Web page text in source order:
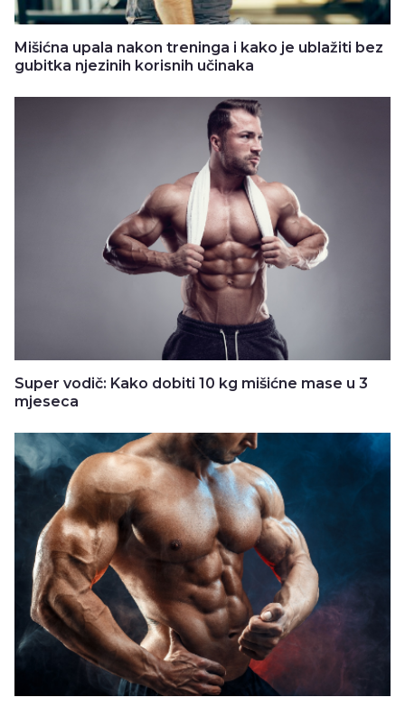
Mišićna upala nakon treninga i kako je ublažiti bez
gubitka njezinih korisnih učinaka
Super vodič: Kako dobiti 10 kg mišićne mase u 3
mjeseca